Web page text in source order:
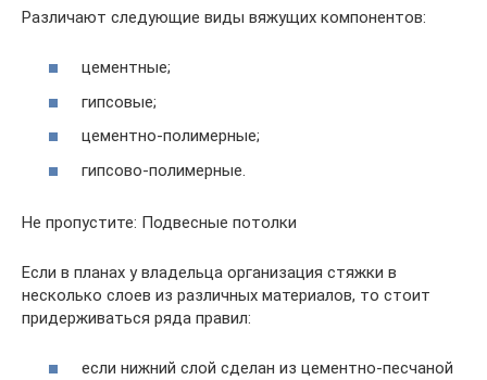
Различают следующие виды вяжущих компонентов:
цементные;
гипсовые;
цементно-полимерные;
гипсово-полимерные.
Не пропустите: Подвесные потолки
Если в планах у владельца организация стяжки в
несколько слоев из различных материалов, то стоит
придерживаться ряда правил:
если нижний слой сделан из цементно-песчаной